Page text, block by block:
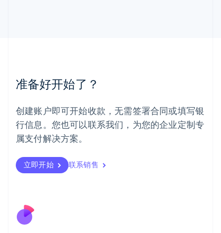
准备好开始了？
创建账户即可开始收款，无需签署合同或填写银
行信息。您也可以联系我们，为您的企业定制专
属支付解决方案。
立即开始 联系销售
墨西哥
EspañolEnglish
English
葡萄牙
PortuguêsEnglish
日本
瑞典
Svenska English
瑞士
English
斯洛伐克